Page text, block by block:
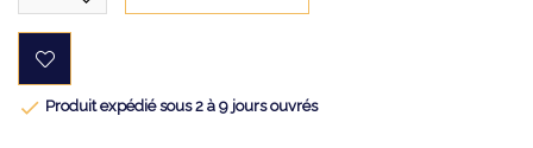
 Produit expédié sous 2 à 9 jours ouvrés